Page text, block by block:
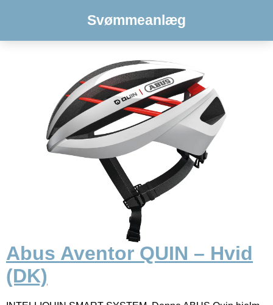
Svømmeanlæg
Abus Aventor QUIN – Hvid
(DK)